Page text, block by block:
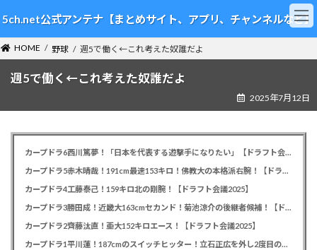
ン
テ
ン
ツ
ビ
ゲ
ー
シ
5ch.net公式アンテナ【まとめサイト、アプリ、チャンネルなど】
HOME 野球 週5で働く←これ考えた奴誰だよ
週5で働く←これ考えた奴誰だよ
2025年7月12日
カープドラ6西川篤夢！「日本を代表する遊撃手になりたい」【ドラフト会議2025】
カープドラ5赤木晴哉！191cm最速153キロ！佛教大の本格派右腕！【ドラフト会議2025】
カープドラ4工藤泰己！159キロ北の剛腕！【ドラフト会議2025】
カープドラ3勝田成！近畿大163cmセカンド！菊池涼介の後継者候補！【ドラフト会議2025】
カープドラ2齊藤汰直！亜大152キロエース！【ドラフト会議2025】
カープドラ1平川蓮！187cmのスイッチヒッター！立石正広を外し2度目の重複も新井監督がクジを引き当てる！【ドラフト会議2025】